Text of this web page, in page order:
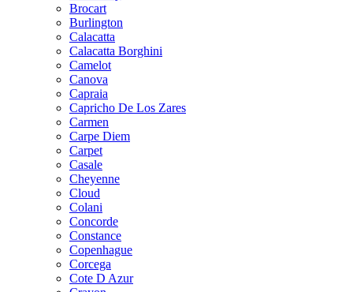
Brocart
Burlington
Calacatta
Calacatta Borghini
Camelot
Canova
Capraia
Capricho De Los Zares
Carmen
Carpe Diem
Carpet
Casale
Cheyenne
Cloud
Colani
Concorde
Constance
Copenhague
Corcega
Cote D Azur